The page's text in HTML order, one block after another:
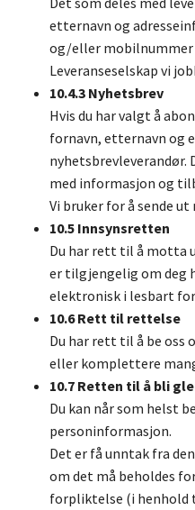
etternavn og
og/eller mobilnummer
Leveranseselskap vi
10.4.3 Nyhetsbrev
Hvis du har valgt å
fornavn, etternavn og
nyhetsbrevleverandør.
med informasjon og
Vi bruker for å sende ut
10.5 Innsynsretten
Du har rett til å motta
er tilgjengelig om deg
elektronisk i lesbart
10.6 Rett til rettelse
Du har rett til å be
eller komplettere
10.7 Retten til å bli
Du kan når som helst
personinformasjon.
Det er få unntak fra
om det må beholdes
forpliktelse (i henhold